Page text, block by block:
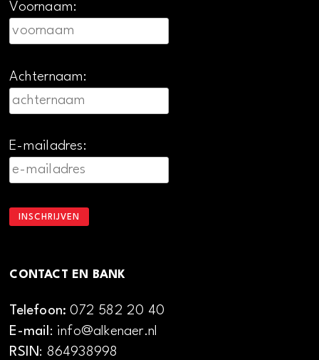
Voornaam:
Achternaam:
E-mailadres:
CONTACT EN BANK
Telefoon:072 582 20 40
E-mail : info@alkenaer.nl
RSIN : 864938998